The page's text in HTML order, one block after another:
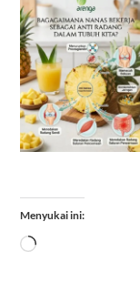
Menyukai ini:
Memuat...